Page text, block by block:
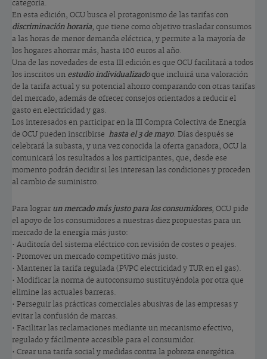
categoría.
En esta edición, OCU busca el protagonismo de las tarifas con
discriminación horaria, que tiene como objetivo trasladar consumos
a las horas de menor demanda eléctrica, y permite a la mayoría de
los hogares ahorrar más, hasta 100 euros al año.
Una de las novedades de esta III edición es que OCU facilitará a todos
los inscritos un estudio individualizadoque incluirá una valoración
de la tarifa actual y su potencial ahorro comparando con otras tarifas
del mercado, además de ofrecer consejos orientados a reducir el
gasto en electricidad y gas.
Los interesados en participar en la III Compra Colectiva de Energía
de OCU pueden inscribirse hasta el 3 de mayo. Días después se
celebrará la subasta, y una vez conocida la oferta ganadora, OCU la
comunicará los resultados a los participantes, que, desde ese
momento podrán decidir si les interesan las condiciones y proceden
al cambio de suministro.
Para lograr un mercado más justo para los consumidores, OCU pide
el apoyo de los consumidores a nuestras diez propuestas para un
mercado de la energía más justo:
• Auditoría del sistema eléctrico con revisión de costes o peajes.
• Promover un mercado competitivo más justo.
• Mantener la tarifa regulada (PVPC electricidad y TUR en el gas).
• Modificar la norma de autoconsumo sustituyéndola por otra que
elimine las actuales barreras.
• Perseguir las prácticas comerciales abusivas de las empresas y
evitar la confusión de marcas.
• Facilitar las reclamaciones mediante un mecanismo efectivo,
regulado y fácilmente accesible para el consumidor.
• Crear una tarifa social y medidas contra la pobreza energética.